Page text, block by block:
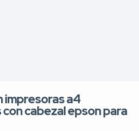
impresoras a4
cabezal epson para